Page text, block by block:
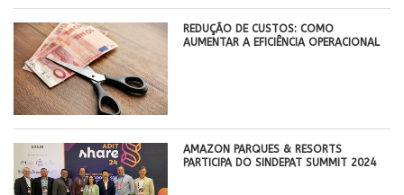
REDUÇÃO DE CUSTOS: COMO
AUMENTAR A EFICIÊNCIA OPERACIONAL
AMAZON PARQUES & RESORTS
PARTICIPA DO SINDEPAT SUMMIT 2024